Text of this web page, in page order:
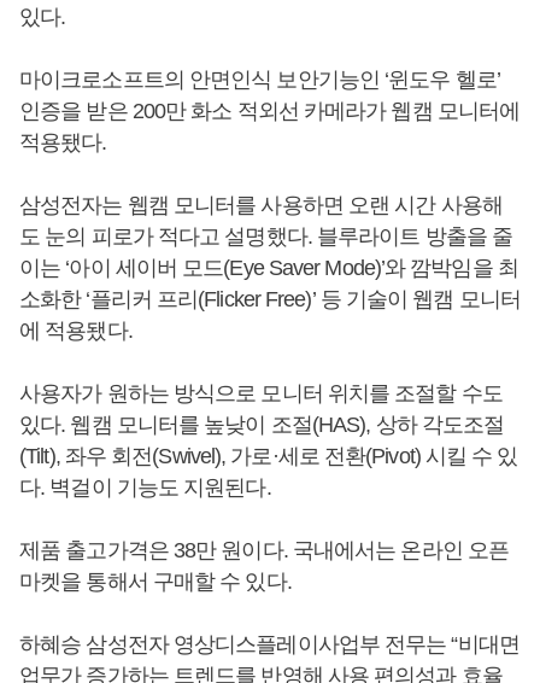
있다.
마이크로소프트의 안면인식 보안기능인 ‘윈도우 헬로’
인증을 받은 200만 화소 적외선 카메라가 웹캠 모니터에
적용됐다.
삼성전자는 웹캠 모니터를 사용하면 오랜 시간 사용해
도 눈의 피로가 적다고 설명했다. 블루라이트 방출을 줄
이는 ‘아이 세이버 모드(Eye Saver Mode)’와 깜박임을 최
소화한 ‘플리커 프리(Flicker Free)’ 등 기술이 웹캠 모니터
에 적용됐다.
사용자가 원하는 방식으로 모니터 위치를 조절할 수도
있다. 웹캠 모니터를 높낮이 조절(HAS), 상하 각도조절
(Tilt), 좌우 회전(Swivel), 가로·세로 전환(Pivot) 시킬 수 있
다. 벽걸이 기능도 지원된다.
제품 출고가격은 38만 원이다. 국내에서는 온라인 오픈
마켓을 통해서 구매할 수 있다.
하혜승 삼성전자 영상디스플레이사업부 전무는 “비대면
업무가 증가하는 트렌드를 반영해 사용 편의성과 효율